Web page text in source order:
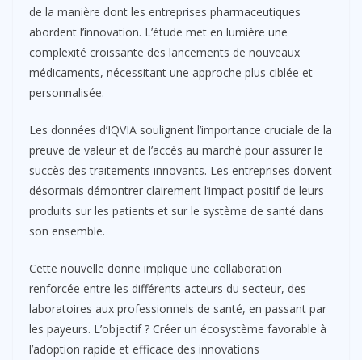
de la manière dont les entreprises pharmaceutiques
abordent l’innovation. L’étude met en lumière une
complexité croissante des lancements de nouveaux
médicaments, nécessitant une approche plus ciblée et
personnalisée.
Les données d’IQVIA soulignent l’importance cruciale de la
preuve de valeur et de l’accès au marché pour assurer le
succès des traitements innovants. Les entreprises doivent
désormais démontrer clairement l’impact positif de leurs
produits sur les patients et sur le système de santé dans
son ensemble.
Cette nouvelle donne implique une collaboration
renforcée entre les différents acteurs du secteur, des
laboratoires aux professionnels de santé, en passant par
les payeurs. L’objectif ? Créer un écosystème favorable à
l’adoption rapide et efficace des innovations